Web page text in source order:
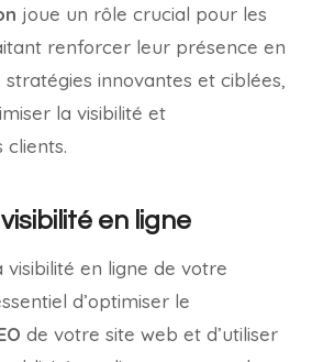
joue un rôle crucial pour les
renforcer leur présence en
stratégies innovantes et ciblées,
la visibilité et
clients.
en ligne
visibilité en ligne de votre
d’optimiser le
de votre site web et d’utiliser